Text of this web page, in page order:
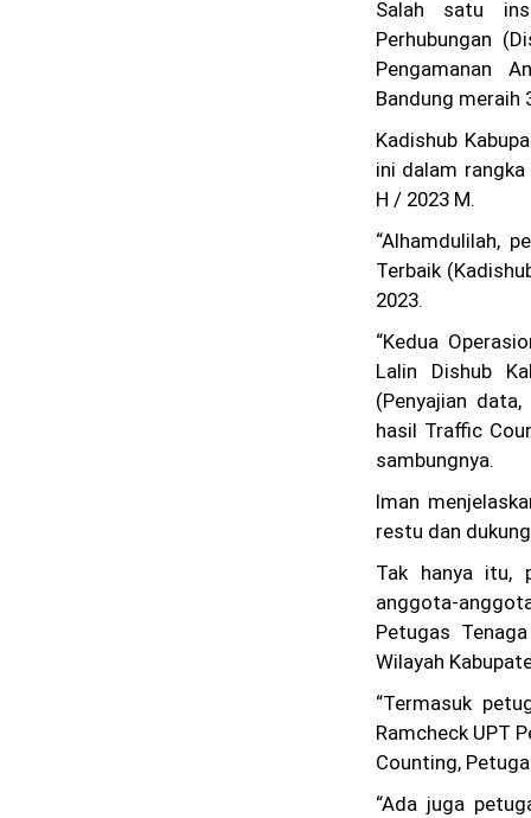
Salah satu
Perhubungan
Pengamanan
Bandung meraih
Kadishub
ini dalam rangka
H / 2023 M.
“Alhamdulilah,
Terbaik
2023.
“Kedua
Lalin Dishub
(Penyajian
hasil Traffic
sambungnya.
Iman
restu dan
Tak hanya itu,
anggota-
Petugas
Wilayah
“Termasuk
Ramcheck UPT
Counting,
“Ada juga